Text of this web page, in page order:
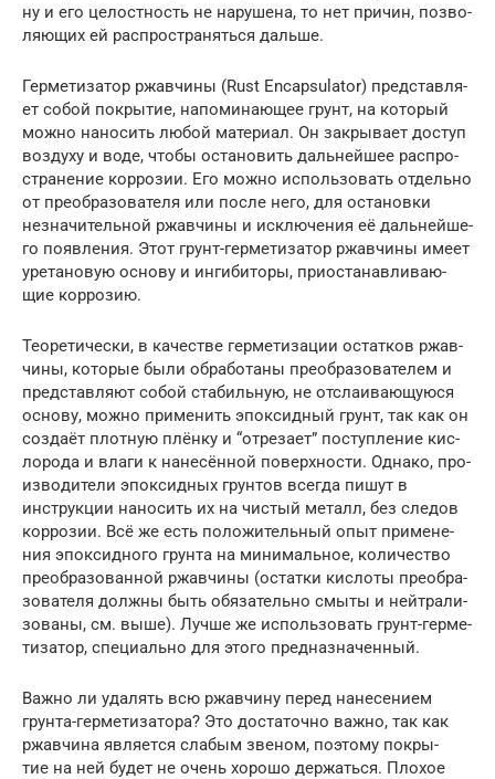
ну и его целост­ность не нару­ше­на, то нет при­чин, поз­во­
ля­ю­щих ей рас­про­стра­нять­ся дальше.
Гер­ме­ти­за­тор ржав­чи­ны (Rust Encapsulator) пред­став­ля­
ет собой покры­тие, напо­ми­на­ю­щее грунт, на кото­рый
мож­но нано­сить любой мате­ри­ал. Он закры­ва­ет доступ
воз­ду­ху и воде, что­бы оста­но­вить даль­ней­шее рас­про­
стра­не­ние кор­ро­зии. Его мож­но исполь­зо­вать отдель­но
от пре­об­ра­зо­ва­те­ля или после него, для оста­нов­ки
незна­чи­тель­ной ржав­чи­ны и исклю­че­ния её даль­ней­ше­
го появ­ле­ния. Этот грунт-гер­ме­ти­за­тор ржав­чи­ны име­ет
уре­та­но­вую осно­ву и инги­би­то­ры, при­оста­нав­ли­ва­ю­
щие коррозию.
Тео­ре­ти­че­ски, в каче­стве гер­ме­ти­за­ции остат­ков ржав­
чи­ны, кото­рые были обра­бо­та­ны пре­об­ра­зо­ва­те­лем и
пред­став­ля­ют собой ста­биль­ную, не отсла­и­ва­ю­щу­ю­ся
осно­ву, мож­но при­ме­нить эпок­сид­ный грунт, так как он
созда­ёт плот­ную плён­ку и “отре­за­ет” поступ­ле­ние кис­
ло­ро­да и вла­ги к нане­сён­ной поверх­но­сти. Одна­ко, про­
из­во­ди­те­ли эпок­сид­ных грун­тов все­гда пишут в
инструк­ции нано­сить их на чистый металл, без сле­дов
кор­ро­зии. Всё же есть поло­жи­тель­ный опыт при­ме­не­
ния эпок­сид­но­го грун­та на мини­маль­ное, коли­че­ство
пре­об­ра­зо­ван­ной ржав­чи­ны (остат­ки кис­ло­ты пре­об­ра­
зо­ва­те­ля долж­ны быть обя­за­тель­но смы­ты и ней­тра­ли­
зо­ва­ны, см. выше). Луч­ше же исполь­зо­вать грунт-гер­ме­
ти­за­тор, спе­ци­аль­но для это­го предназначенный.
Важ­но ли уда­лять всю ржав­чи­ну перед нане­се­ни­ем
грун­та-гер­ме­ти­за­то­ра? Это доста­точ­но важ­но, так как
ржав­чи­на явля­ет­ся сла­бым зве­ном, поэто­му покры­
тие на ней будет не очень хоро­шо дер­жать­ся. Пло­хое